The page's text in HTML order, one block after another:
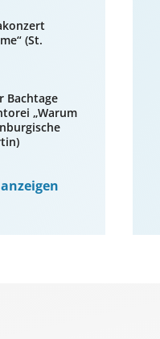
(St.
Bachtage
„Warum